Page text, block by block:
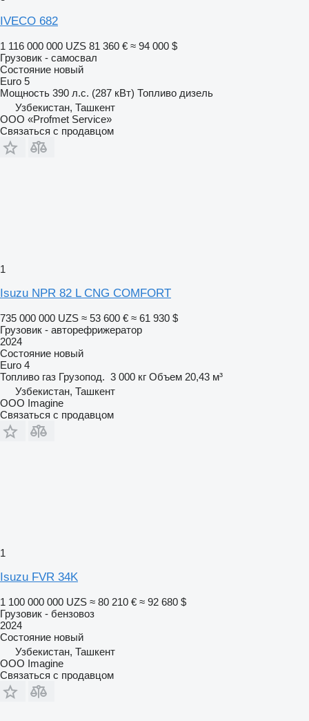
IVECO 682
1 116 000 000 UZS 81 360 € ≈ 94 000 $
Грузовик - самосвал
Состояние новый
Euro 5
Мощность 390 л.с. (287 кВт) Топливо дизель
Узбекистан, Ташкент
ООО «Profmet Service»
Связаться с продавцом
1
Isuzu NPR 82 L CNG COMFORT
735 000 000 UZS ≈ 53 600 € ≈ 61 930 $
Грузовик - авторефрижератор
2024
Состояние новый
Euro 4
Топливо газ Грузопод. 3 000 кг Объем 20,43 м³
Узбекистан, Ташкент
OOO Imagine
Связаться с продавцом
1
Isuzu FVR 34K
1 100 000 000 UZS ≈ 80 210 € ≈ 92 680 $
Грузовик - бензовоз
2024
Состояние новый
Узбекистан, Ташкент
OOO Imagine
Связаться с продавцом